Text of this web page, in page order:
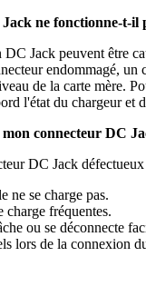
ne fonctionne-t-il
Jack peuvent être
endommagé, un
de la carte mère.
l'état du chargeur et
connecteur DC
DC Jack
ne se charge pas.
charge fréquentes.
ou se déconnecte
lors de la connexion